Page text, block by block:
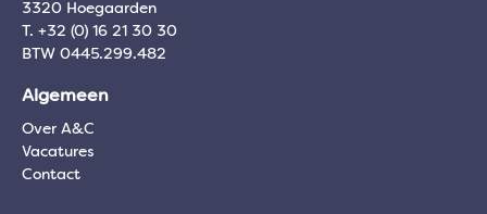
3320 Hoegaarden
T. +32 (0) 16 21 30 30
BTW 0445.299.482
Algemeen
Over A&C
Vacatures
Contact